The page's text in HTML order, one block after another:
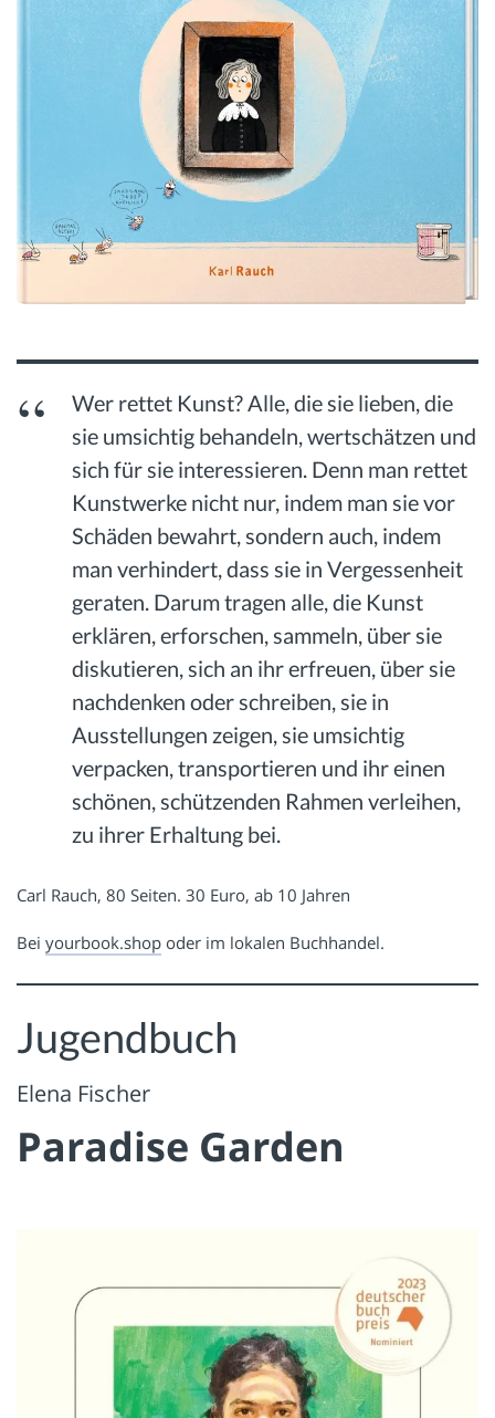
Wer rettet Kunst? Alle, die sie lieben, die
sie umsichtig behandeln, wertschätzen und
sich für sie interessieren. Denn man rettet
Kunstwerke nicht nur, indem man sie vor
Schäden bewahrt, sondern auch, indem
man verhindert, dass sie in Vergessenheit
geraten. Darum tragen alle, die Kunst
erklären, erforschen, sammeln, über sie
diskutieren, sich an ihr erfreuen, über sie
nachdenken oder schreiben, sie in
Ausstellungen zeigen, sie umsichtig
verpacken, transportieren und ihr einen
schönen, schützenden Rahmen verleihen,
zu ihrer Erhaltung bei.
Carl Rauch, 80 Seiten. 30 Euro, ab 10 Jahren
Bei yourbook.shop oder im lokalen Buchhandel.
Jugendbuch
Elena Fischer
Paradise Garden